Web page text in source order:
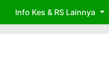
Info Kes & RS Lainnya